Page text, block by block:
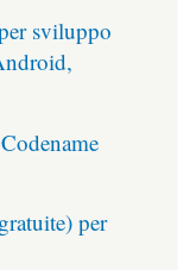
sviluppo
per